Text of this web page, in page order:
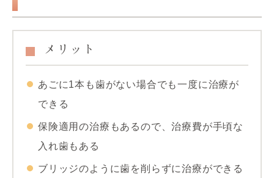
メリット
あごに1本も歯がない場合でも一度に治療が
できる
保険適用の治療もあるので、治療費が手頃な
入れ歯もある
ブリッジのように歯を削らずに治療ができる